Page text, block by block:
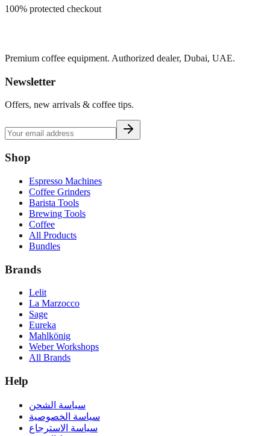
100% protected checkout
Premium coffee equipment. Authorized dealer, Dubai, UAE.
Newsletter
Offers, new arrivals & coffee tips.
Shop
Espresso Machines
Coffee Grinders
Barista Tools
Brewing Tools
Coffee
All Products
Bundles
Brands
Lelit
La Marzocco
Sage
Eureka
Mahlkönig
Weber Workshops
All Brands
Help
سياسة الشحن
سياسة الخصوصية
سياسة الاسترجاع